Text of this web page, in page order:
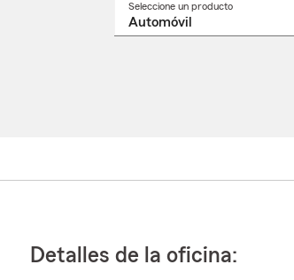
Seleccione un productoSeleccione
Detalles de la oficina: